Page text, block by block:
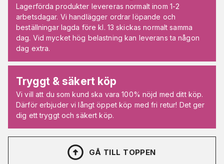
Lagerförda produkter levereras normalt inom 1-2
arbetsdagar. Vi handlägger ordrar löpande och
beställningar lagda före kl. 13 skickas normalt samma
dag. Vid mycket hög belastning kan leverans ta någon
dag extra.
Tryggt & säkert köp
Vi vill att du som kund ska vara 100% nöjd med ditt köp.
Därför erbjuder vi långt öppet köp med fri retur! Det ger
dig ett tryggt och säkert köp.
GÅ TILL TOPPEN